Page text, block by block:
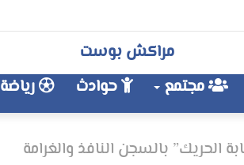
مراكش بوست
مجتمع حوادث رياضة
الحريك” بالسجن النافذ والغرامة